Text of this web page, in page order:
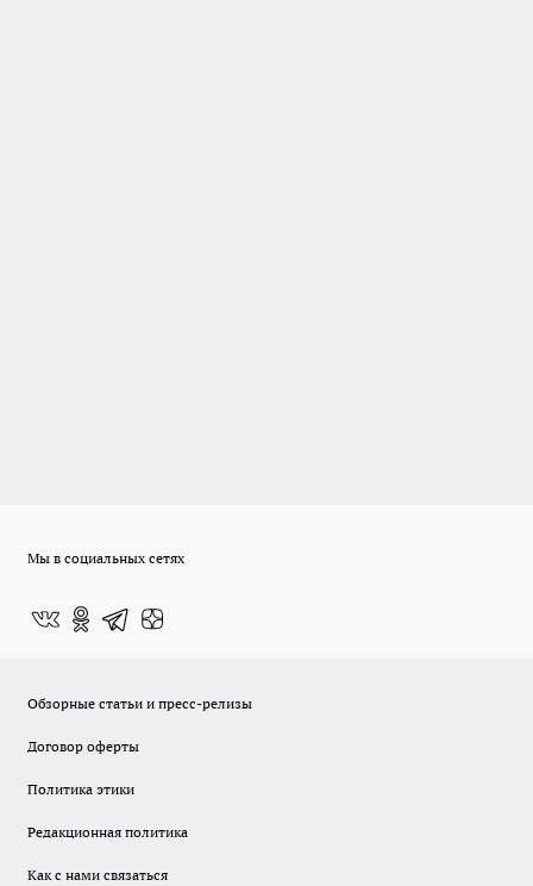
Мы в социальных сетях
Обзорные статьи и пресс-релизы
Договор оферты
Политика этики
Редакционная политика
Как с нами связаться